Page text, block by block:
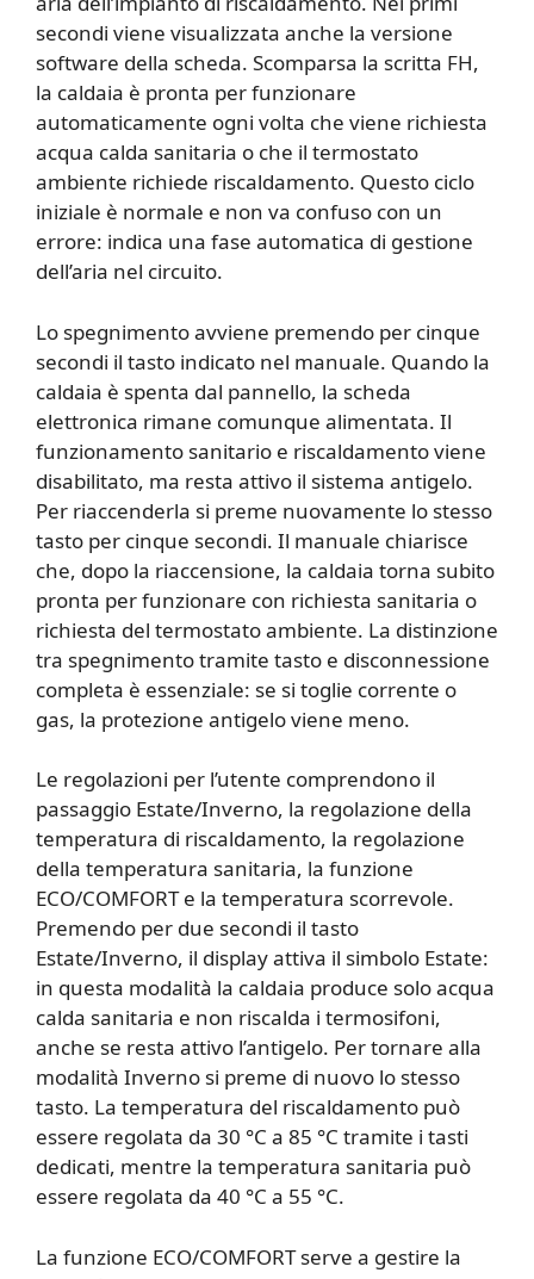
secondi viene visualizzata anche la versione
software della scheda. Scomparsa la scritta FH,
la caldaia è pronta per funzionare
automaticamente ogni volta che viene richiesta
acqua calda sanitaria o che il termostato
ambiente richiede riscaldamento. Questo ciclo
iniziale è normale e non va confuso con un
errore: indica una fase automatica di gestione
dell’aria nel circuito.
Lo spegnimento avviene premendo per cinque
secondi il tasto indicato nel manuale. Quando la
caldaia è spenta dal pannello, la scheda
elettronica rimane comunque alimentata. Il
funzionamento sanitario e riscaldamento viene
disabilitato, ma resta attivo il sistema antigelo.
Per riaccenderla si preme nuovamente lo stesso
tasto per cinque secondi. Il manuale chiarisce
che, dopo la riaccensione, la caldaia torna subito
pronta per funzionare con richiesta sanitaria o
richiesta del termostato ambiente. La distinzione
tra spegnimento tramite tasto e disconnessione
completa è essenziale: se si toglie corrente o
gas, la protezione antigelo viene meno.
Le regolazioni per l’utente comprendono il
passaggio Estate/Inverno, la regolazione della
temperatura di riscaldamento, la regolazione
della temperatura sanitaria, la funzione
ECO/COMFORT e la temperatura scorrevole.
Premendo per due secondi il tasto
Estate/Inverno, il display attiva il simbolo Estate:
in questa modalità la caldaia produce solo acqua
calda sanitaria e non riscalda i termosifoni,
anche se resta attivo l’antigelo. Per tornare alla
modalità Inverno si preme di nuovo lo stesso
tasto. La temperatura del riscaldamento può
essere regolata da 30 °C a 85 °C tramite i tasti
dedicati, mentre la temperatura sanitaria può
essere regolata da 40 °C a 55 °C.
La funzione ECO/COMFORT serve a gestire la